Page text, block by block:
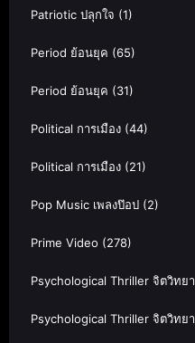
Patriotic ปลุกใจ (1)
Period ย้อนยุค (65)
Period ย้อนยุค (31)
Political การเมือง (44)
Political การเมือง (21)
Pop Music เพลงป๊อป (2)
Prime Video (278)
Psychological Thriller จิตวิทยา
Psychological Thriller จิตวิทยา